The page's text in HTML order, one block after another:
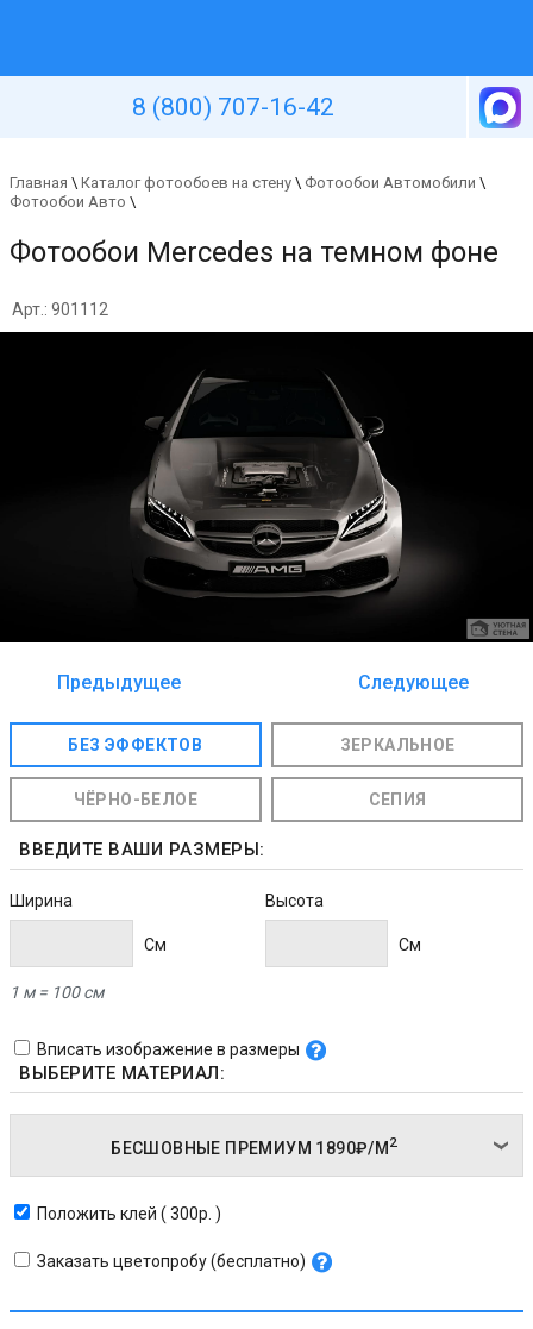
8 (800) 707-16-42
Главная \ Каталог фотообоев на стену \ Фотообои Автомобили \
Фотообои Авто \
Фотообои Mercedes на темном фоне
Арт.: 901112
Предыдущее
Следующее
БЕЗ ЭФФЕКТОВ ЗЕРКАЛЬНОЕ
ЧЁРНО-БЕЛОЕ СЕПИЯ
ВВЕДИТЕ ВАШИ РАЗМЕРЫ:
Ширина
Cм
Высота
Cм
1 м = 100 см
Вписать изображение в размеры
ВЫБЕРИТЕ МАТЕРИАЛ:
БЕСШОВНЫЕ ПРЕМИУМ 1890₽/М2
Положить клей ( 300р. )
Заказать цветопробу (бесплатно)